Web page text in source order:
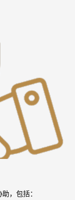
，包括：